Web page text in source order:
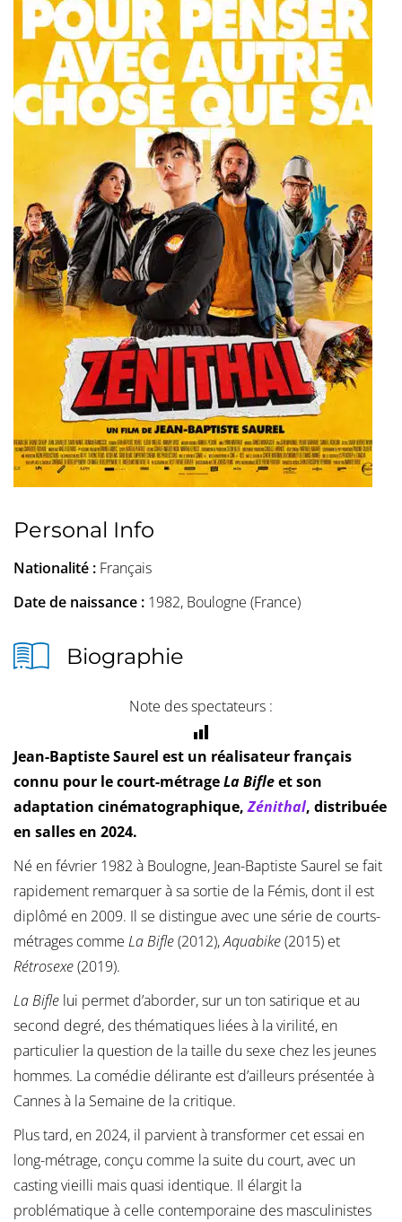
Personal Info
Nationalité : Français
Date de naissance : 1982, Boulogne (France)
Biographie
Note des spectateurs :
Jean-Baptiste Saurel est un réalisateur français
connu pour le court-métrageLa Bifleet son
adaptation cinématographique,Zénithal, distribuée
en salles en 2024.
Né en février 1982 à Boulogne, Jean-Baptiste Saurel se fait
rapidement remarquer à sa sortie de la Fémis, dont il est
diplômé en 2009. Il se distingue avec une série de courts-
métrages comme La Bifle(2012),Aquabike(2015) et
Rétrosexe(2019).
La Bifle lui permet d’aborder, sur un ton satirique et au
second degré, des thématiques liées à la virilité, en
particulier la question de la taille du sexe chez les jeunes
hommes. La comédie délirante est d’ailleurs présentée à
Cannes à la Semaine de la critique.
Plus tard, en 2024, il parvient à transformer cet essai en
long-métrage, conçu comme la suite du court, avec un
casting vieilli mais quasi identique. Il élargit la
problématique à celle contemporaine des masculinistes